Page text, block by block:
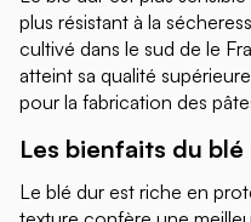
plus résistant à la
cultivé dans le sud de le
atteint sa qualité
pour la fabrication des
Les bienfaits du blé
Le blé dur est riche en